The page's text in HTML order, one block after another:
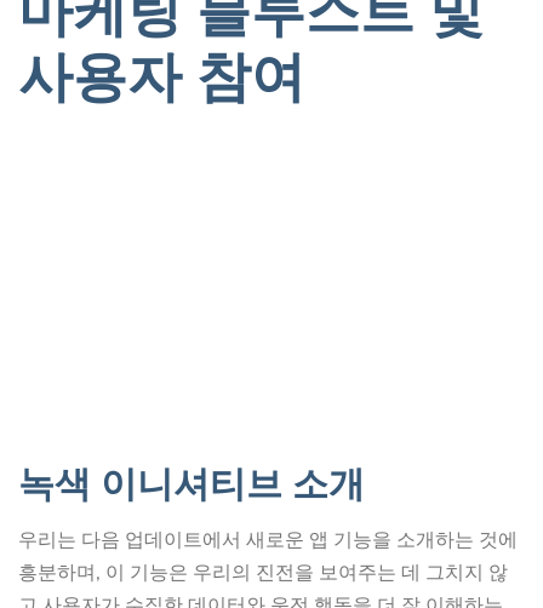
사용자 참여
녹색 이니셔티브 소개
우리는 다음 업데이트에서 새로운 앱 기능을 소개하는 것에
흥분하며, 이 기능은 우리의 진전을 보여주는 데 그치지 않